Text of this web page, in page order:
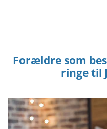
Forældre som
ringe til